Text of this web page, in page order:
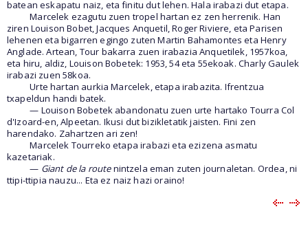
batean eskapatu naiz, eta finitu dut lehen. Hala irabazi dut etapa.
Marcelek ezagutu zuen tropel hartan ez zen herrenik. Han
ziren Louison Bobet, Jacques Anquetil, Roger Riviere, eta Parisen
lehenen eta bigarren egingo zuten Martin Bahamontes eta Henry
Anglade. Artean, Tour bakarra zuen irabazia Anquetilek, 1957koa,
eta hiru, aldiz, Louison Bobetek: 1953, 54 eta 55ekoak. Charly Gaulek
irabazi zuen 58koa.
Urte hartan aurkia Marcelek, etapa irabazita. Ifrentzua
txapeldun handi batek.
— Louison Bobetek abandonatu zuen urte hartako Tourra Col
d'Izoard-en, Alpeetan. Ikusi dut bizikletatik jaisten. Fini zen
harendako. Zahartzen ari zen!
Marcelek Tourreko etapa irabazi eta ezizena asmatu
kazetariak.
— Giant de la routenintzela eman zuten journaletan. Ordea, ni
ttipi-ttipia nauzu... Eta ez naiz hazi oraino!